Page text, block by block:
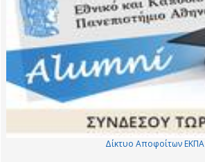
Δίκτυο Αποφοίτων ΕΚΠΑ